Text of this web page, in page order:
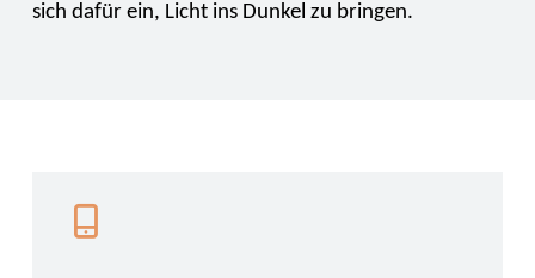
sich dafür ein, Licht ins Dunkel zu bringen.